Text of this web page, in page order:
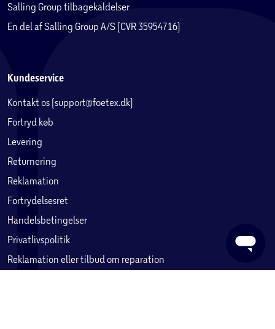
Salling Group tilbagekaldelser
En del af Salling Group A/S (CVR 35954716)
Kundeservice
Kontakt os (support@foetex.dk)
Fortryd køb
Levering
Returnering
Reklamation
Fortrydelsesret
Handelsbetingelser
Privatlivspolitik
Reklamation eller tilbud om reparation